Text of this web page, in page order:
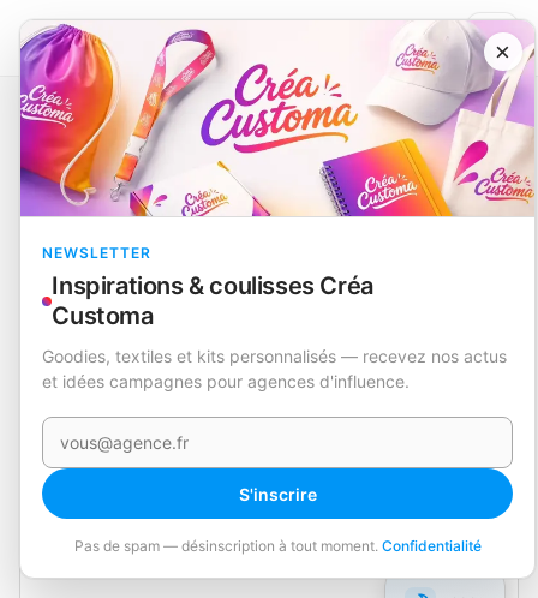
×
NEWSLETTER
Inspirations & coulisses Créa
Customa
Goodies, textiles et kits personnalisés — recevez nos actus
et idées campagnes pour agences d'influence.
Votre e-mail
S'inscrire
Pas de spam — désinscription à tout moment. Confidentialité
Catalogue Casquettes et chapeaux Casquette Desthin
RUPTURE